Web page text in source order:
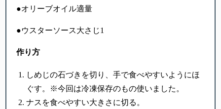
●オリーブオイル適量
●ウスターソース大さじ1
作り方
しめじの石づきを切り、手で食べやすいようにほ
ぐす。※今回は冷凍保存のもの使いました。
ナスを食べやすい大きさに切る。